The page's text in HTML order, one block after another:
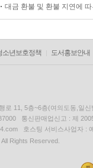
대금 환불 및 환불 지연에
소년보호정책 도서홍보안내
로 11, 5층~6층(여의도동,일신
통신판매업신고 : 제
호스팅 서비스사업자 :
Rights Reserved.